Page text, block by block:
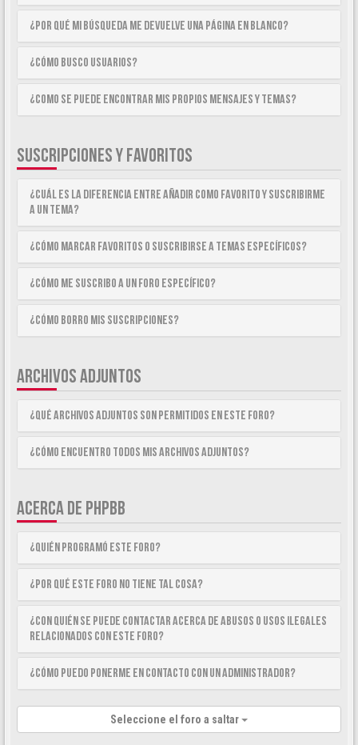
¿Por qué mi búsqueda me devuelve una página en blanco?
¿Cómo busco usuarios?
¿Como se puede encontrar mis propios mensajes y temas?
SUSCRIPCIONES Y FAVORITOS
¿Cuál es la diferencia entre añadir como Favorito y suscribirme
a un tema?
¿Cómo marcar Favoritos o suscribirse a temas específicos?
¿Cómo me suscribo a un foro específico?
¿Cómo borro mis suscripciones?
ARCHIVOS ADJUNTOS
¿Qué archivos adjuntos son permitidos en este foro?
¿Cómo encuentro todos mis archivos adjuntos?
ACERCA DE PHPBB
¿Quién programó este foro?
¿Por qué este foro no tiene tal cosa?
¿Con quién se puede contactar acerca de abusos o usos ilegales
relacionados con este foro?
¿Cómo puedo ponerme en contacto con un Administrador?
Seleccione el foro a saltar